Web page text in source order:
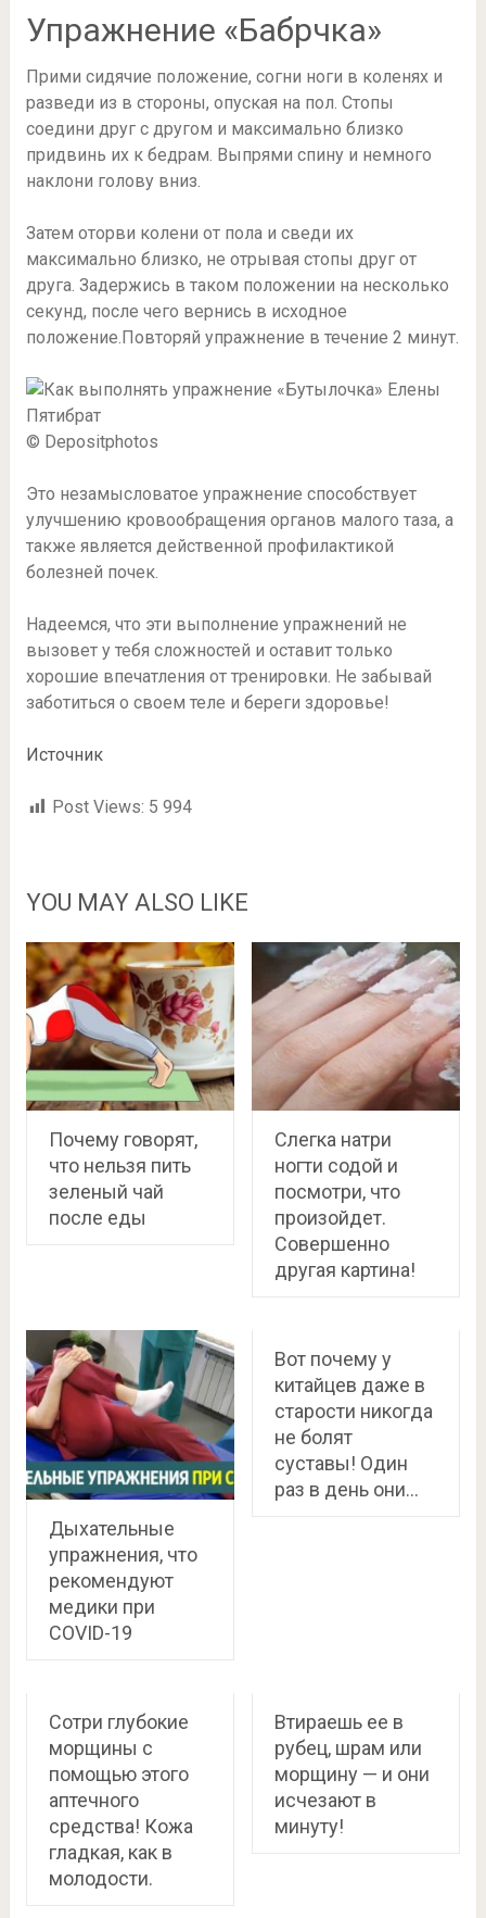
Упражнение «Бабрчка»
Прими сидячие положение, согни ноги в коленях и
разведи из в стороны, опуская на пол. Стопы
соедини друг с другом и максимально близко
придвинь их к бедрам. Выпрями спину и немного
наклони голову вниз.
Затем оторви колени от пола и сведи их
максимально близко, не отрывая стопы друг от
друга. Задержись в таком положении на несколько
секунд, после чего вернись в исходное
положение.Повторяй упражнение в течение 2 минут.
© Depositphotos
Это незамысловатое упражнение способствует
улучшению кровообращения органов малого таза, а
также является действенной профилактикой
болезней почек.
Надеемся, что эти выполнение упражнений не
вызовет у тебя сложностей и оставит только
хорошие впечатления от тренировки. Не забывай
заботиться о своем теле и береги здоровье!
Источник
Post Views: 5 994
YOU MAY ALSO LIKE
Почему говорят,
что нельзя пить
зеленый чай
после еды
Слегка натри
ногти содой и
посмотри, что
произойдет.
Совершенно
другая картина!
Дыхательные
упражнения, что
рекомендуют
медики при
COVID-19
Вот почему у
китайцев даже в
старости никогда
не болят
суставы! Один
раз в день они…
Сотри глубокие
морщины с
помощью этого
аптечного
средства! Кожа
гладкая, как в
молодости.
Втираешь ее в
рубец, шрам или
морщину — и они
исчезают в
минуту!